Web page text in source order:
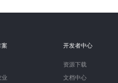
开发者中心
资源下载
文档中心